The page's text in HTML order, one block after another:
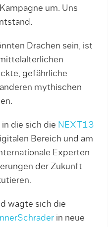
um. Uns
Drachen sein, ist
gefährliche
mythischen
die sich die NEXT13
Bereich und am
Experten
der Zukunft
wagte sich die
in neue